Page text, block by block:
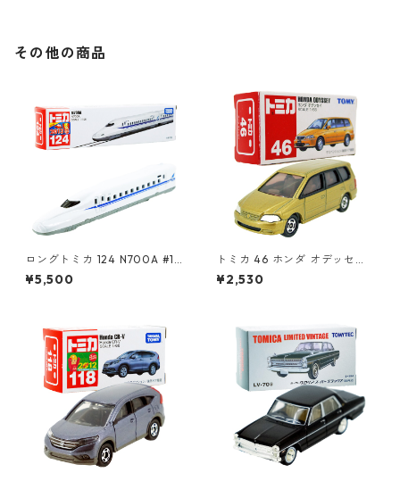
その他の商品
ロングトミカ 124 N700A #10
486213
¥5,500
トミカ 46 ホンダ オデッセイ
#10543985
¥2,530